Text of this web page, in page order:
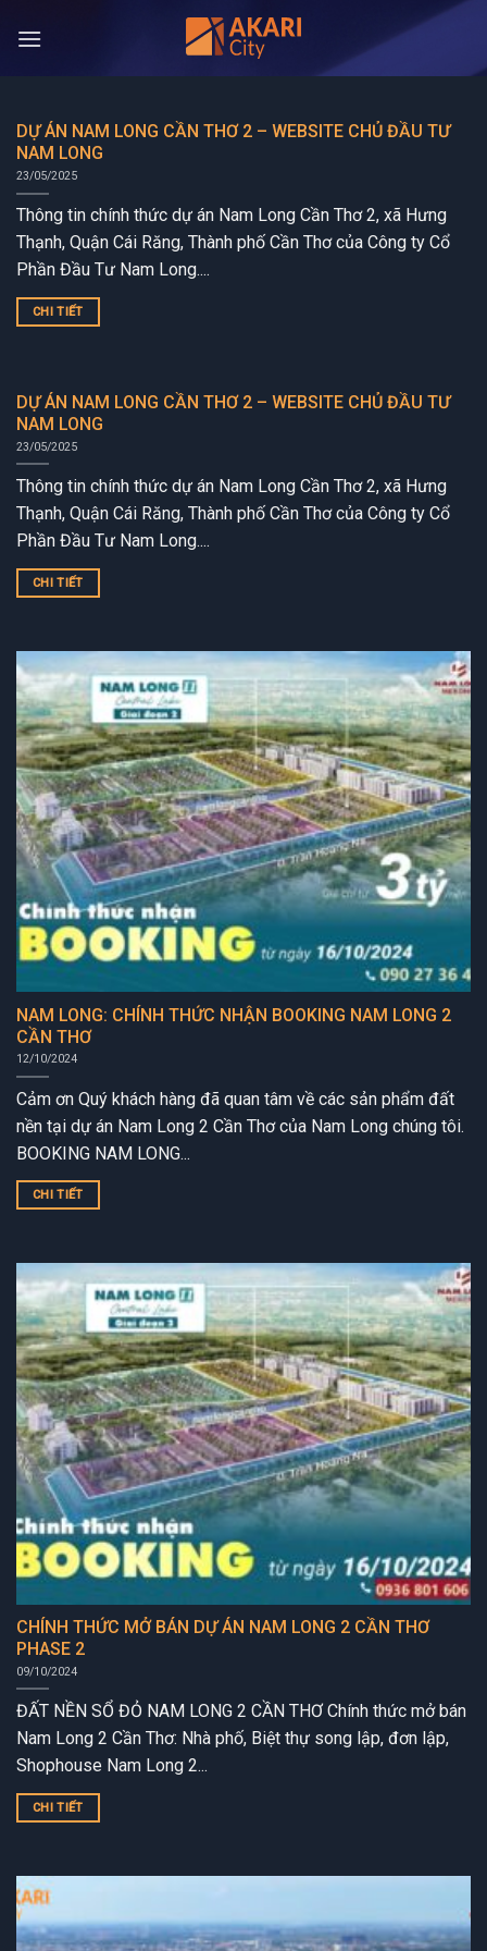
qua
DỰ ÁN NAM LONG CẦN THƠ 2 – WEBSITE CHỦ ĐẦU TƯ
NAM LONG
23/05/2025
Thông tin chính thức dự án Nam Long Cần Thơ 2, xã Hưng
Thạnh, Quận Cái Răng, Thành phố Cần Thơ của Công ty Cổ
Phần Đầu Tư Nam Long....
CHI TIẾT
DỰ ÁN NAM LONG CẦN THƠ 2 – WEBSITE CHỦ ĐẦU TƯ
NAM LONG
23/05/2025
Thông tin chính thức dự án Nam Long Cần Thơ 2, xã Hưng
Thạnh, Quận Cái Răng, Thành phố Cần Thơ của Công ty Cổ
Phần Đầu Tư Nam Long....
CHI TIẾT
NAM LONG: CHÍNH THỨC NHẬN BOOKING NAM LONG 2
CẦN THƠ
12/10/2024
Cảm ơn Quý khách hàng đã quan tâm về các sản phẩm đất
nền tại dự án Nam Long 2 Cần Thơ của Nam Long chúng tôi.
BOOKING NAM LONG...
CHI TIẾT
CHÍNH THỨC MỞ BÁN DỰ ÁN NAM LONG 2 CẦN THƠ
PHASE 2
09/10/2024
ĐẤT NỀN SỔ ĐỎ NAM LONG 2 CẦN THƠ Chính thức mở bán
Nam Long 2 Cần Thơ: Nhà phố, Biệt thự song lập, đơn lập,
Shophouse Nam Long 2...
CHI TIẾT